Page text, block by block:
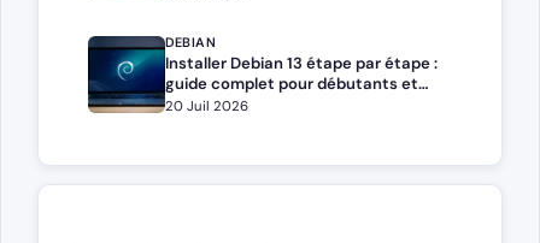
DEBIAN
Installer Debian 13 étape par étape :
guide complet pour débutants et
administrateurs
20 Juil 2026